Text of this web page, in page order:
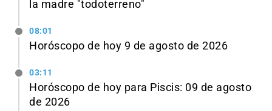
la madre "todoterreno"
08:01
Horóscopo de hoy 9 de agosto de 2026
03:11
Horóscopo de hoy para Piscis: 09 de agosto
de 2026